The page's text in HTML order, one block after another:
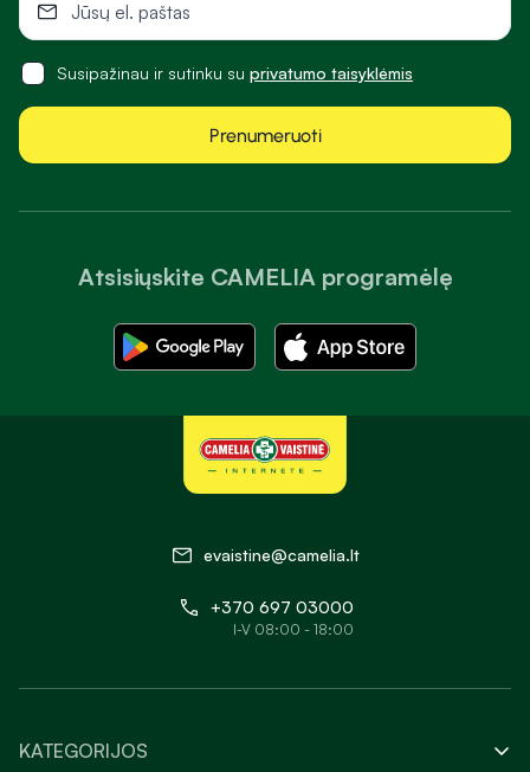
Atsisiųskite CAMELIA programėlę
Susipažinau ir sutinku su privatumo taisyklėmis
Prenumeruoti
evaistine@camelia.lt
+370 697 03000
I-V 08:00 - 18:00
KATEGORIJOS